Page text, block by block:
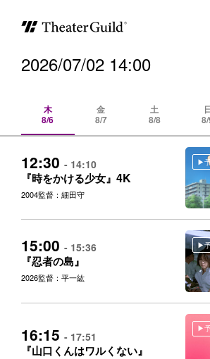
2026/07/02 14:00
木
8/6
金
8/7
土
8/8
12:30 - 14:10
『時をかける少女』 4K
2004監督：細田守
15:00 - 15:36
『忍者の島』
2026監督：平一紘
16:15 - 17:51
『山口くんはワルくない』